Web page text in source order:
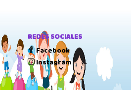
REDES SOCIALES
Facebook
Instagram